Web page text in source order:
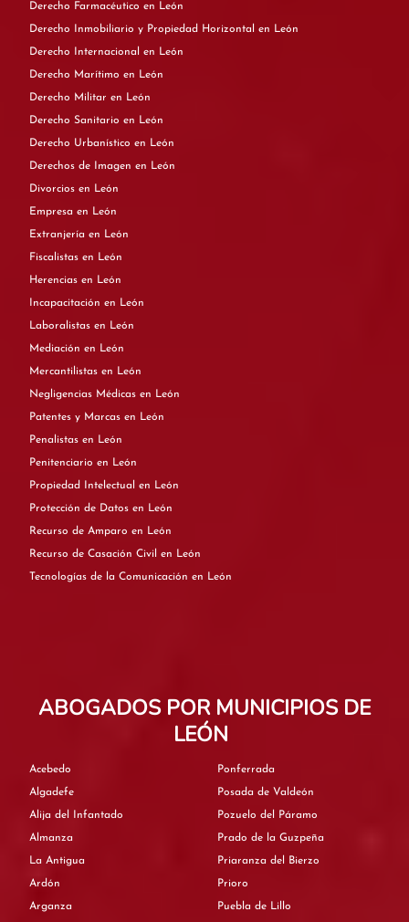
Derecho Farmacéutico en León
Derecho Inmobiliario y Propiedad Horizontal en León
Derecho Internacional en León
Derecho Marítimo en León
Derecho Militar en León
Derecho Sanitario en León
Derecho Urbanístico en León
Derechos de Imagen en León
Divorcios en León
Empresa en León
Extranjería en León
Fiscalistas en León
Herencias en León
Incapacitación en León
Laboralistas en León
Mediación en León
Mercantilistas en León
Negligencias Médicas en León
Patentes y Marcas en León
Penalistas en León
Penitenciario en León
Propiedad Intelectual en León
Protección de Datos en León
Recurso de Amparo en León
Recurso de Casación Civil en León
Tecnologías de la Comunicación en León
ABOGADOS POR MUNICIPIOS DE
LEÓN
Acebedo
Algadefe
Alija del Infantado
Almanza
La Antigua
Ardón
Arganza
Ponferrada
Posada de Valdeón
Pozuelo del Páramo
Prado de la Guzpeña
Priaranza del Bierzo
Prioro
Puebla de Lillo